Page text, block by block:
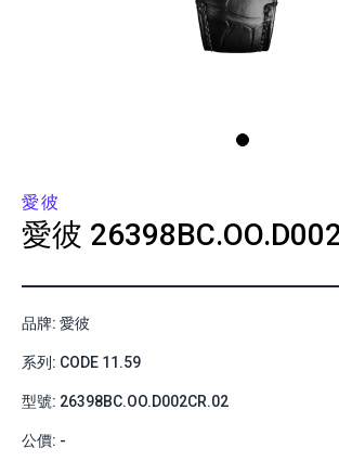
愛彼
愛彼
品牌: 愛彼
系列: CODE 11.59
型號: 26398BC.OO.D002CR.02
公價: -